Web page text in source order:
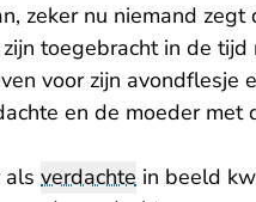
zeker nu niemand
zijn toegebracht in de
voor zijn avondflesje
en de moeder
als verdachte in beeld